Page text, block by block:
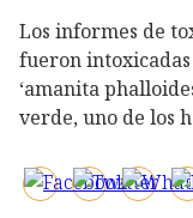
Los informes de
fueron
‘amanita
verde, uno de los